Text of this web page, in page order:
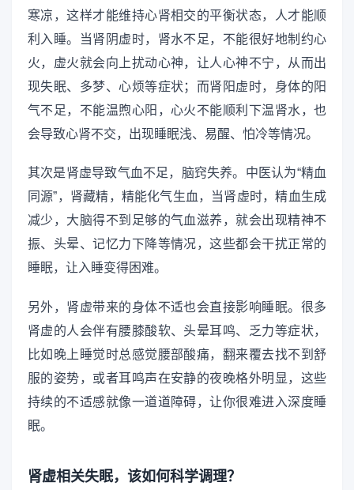
寒凉，这样才能维持心肾相交的平衡状态，人才能顺
利入睡。当肾阴虚时，肾水不足，不能很好地制约心
火，虚火就会向上扰动心神，让人心神不宁，从而出
现失眠、多梦、心烦等症状；而肾阳虚时，身体的阳
气不足，不能温煦心阳，心火不能顺利下温肾水，也
会导致心肾不交，出现睡眠浅、易醒、怕冷等情况。
其次是肾虚导致气血不足，脑窍失养。中医认为“精血
同源”，肾藏精，精能化气生血，当肾虚时，精血生成
减少，大脑得不到足够的气血滋养，就会出现精神不
振、头晕、记忆力下降等情况，这些都会干扰正常的
睡眠，让入睡变得困难。
另外，肾虚带来的身体不适也会直接影响睡眠。很多
肾虚的人会伴有腰膝酸软、头晕耳鸣、乏力等症状，
比如晚上睡觉时总感觉腰部酸痛，翻来覆去找不到舒
服的姿势，或者耳鸣声在安静的夜晚格外明显，这些
持续的不适感就像一道道障碍，让你很难进入深度睡
眠。
肾虚相关失眠，该如何科学调理？